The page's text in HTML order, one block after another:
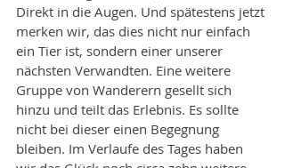
Direkt in die Augen. Und spätestens jetzt
merken wir, das dies nicht nur einfach
ein Tier ist, sondern einer unserer
nächsten Verwandten. Eine weitere
Gruppe von Wanderern gesellt sich
hinzu und teilt das Erlebnis. Es sollte
nicht bei dieser einen Begegnung
bleiben. Im Verlaufe des Tages haben